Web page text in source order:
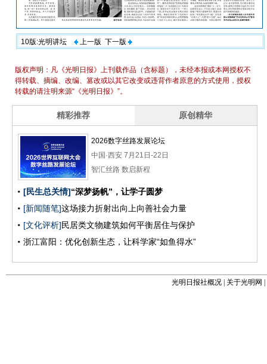
10版:光明讲坛 上一版 下一版
光明日报社概况 关于光明网